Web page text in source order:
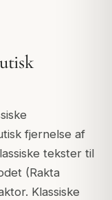
fjernelse af
tekster til
(Rakta
Klassiske